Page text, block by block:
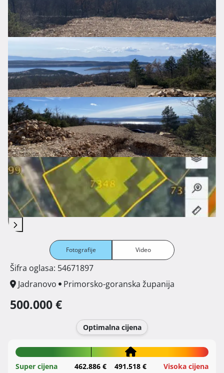
Fotografije Video
Šifra oglasa: 54671897
Jadranovo
Primorsko-goranska županija
500.000 €
Optimalna cijena
Super cijena 462.886 € 491.518 € Visoka cijena